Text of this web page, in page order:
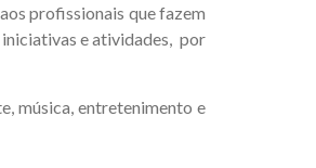
profissionais que fazem
iniciativas e atividades, por
música, entretenimento e